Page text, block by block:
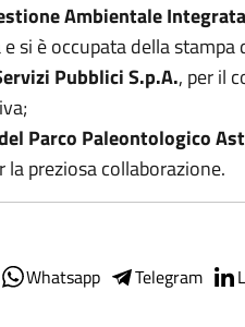
Ambientale
si è occupata della stampa
Pubblici S.p.A., per il
Parco Paleontologico
la preziosa collaborazione.
Whatsapp Telegram